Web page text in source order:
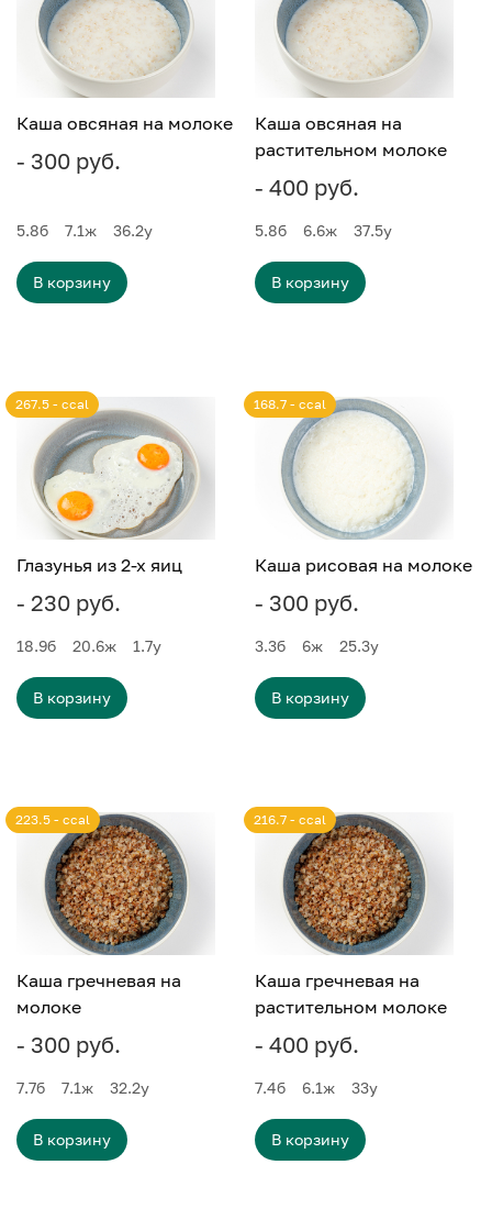
Каша овсяная на молоке
- 300 руб.
5.8б 7.1ж 36.2у
В корзину
Каша овсяная на
растительном молоке
- 400 руб.
5.8б 6.6ж 37.5у
В корзину
Глазунья из 2-х яиц
- 230 руб.
267.5 - ccal
18.9б 20.6ж 1.7у
В корзину
Каша рисовая на молоке
- 300 руб.
168.7 - ccal
3.3б 6ж 25.3у
В корзину
Каша гречневая на
молоке
- 300 руб.
223.5 - ccal
7.7б 7.1ж 32.2у
В корзину
Каша гречневая на
растительном молоке
- 400 руб.
216.7 - ccal
7.4б 6.1ж 33у
В корзину